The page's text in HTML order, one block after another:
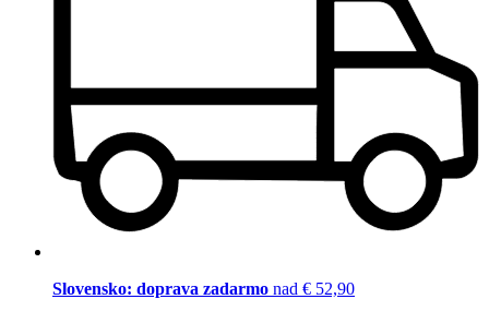
Slovensko: doprava zadarmo nad € 52,90